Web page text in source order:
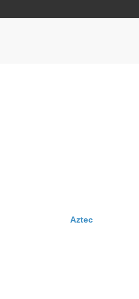
Aztec